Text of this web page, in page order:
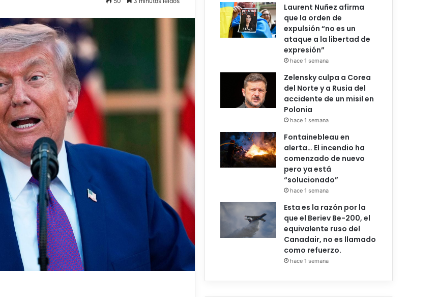
Laurent Nuñez afirma
que la orden de
expulsión “no es un
ataque a la libertad de
expresión”
hace 1 semana
Zelensky culpa a Corea
del Norte y a Rusia del
accidente de un misil en
Polonia
hace 1 semana
Fontainebleau en
alerta… El incendio ha
comenzado de nuevo
pero ya está
“solucionado”
hace 1 semana
Esta es la razón por la
que el Beriev Be-200, el
equivalente ruso del
Canadair, no es llamado
como refuerzo.
hace 1 semana